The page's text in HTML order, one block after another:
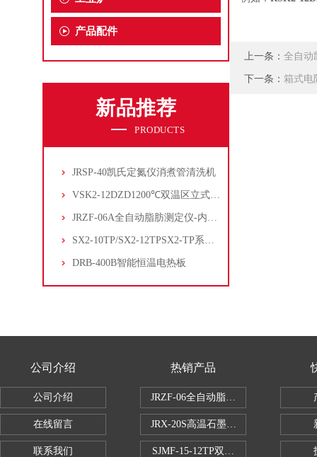
产品配件
新品推荐
PRODUCTS
JRSP-40凯氏定氮仪消煮管清洗机
VSK2-12DZD1200℃双温区立式管式炉
JRZF-06A全自动脂肪测定仪-内置电子制冷系统
SX2-10TP/SX2-12TPSX2-TP系列经济型陶瓷纤维马弗炉
DRB-400B智能恒温电热板
上一条： 全自动
下一条： 箱式电
公司介绍
公司介绍
在线留言
联系我们
热销产品
JRZF-06全自动脂肪测定仪
JRX-20S高温石墨消煮炉
SJMF-15-12TP双托盘自动升降炉